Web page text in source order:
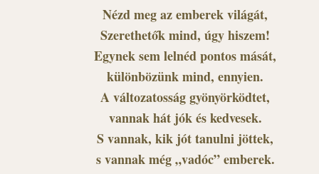
Nézd meg az emberek világát,
Szerethetők mind, úgy hiszem!
Egynek sem lelnéd pontos mását,
különbözünk mind, ennyien.
A változatosság gyönyörködtet,
vannak hát jók és kedvesek.
S vannak, kik jót tanulni jöttek,
s vannak még „vadóc” emberek.